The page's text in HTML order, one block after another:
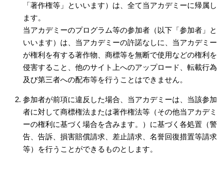
「著作権等」といいます）は、全て当アカデミーに帰属し
ます。
当アカデミーのプログラム等の参加者（以下「参加者」と
いいます）は、当アカデミーの許諾なしに、当アカデミー
が権利を有する著作物、商標等を無断で使用などの権利を
侵害すること、他のサイト上へのアップロード、転載行為
及び第三者への配布等を行うことはできません。
参加者が前項に違反した場合、当アカデミーは、当該参加
者に対して商標権法または著作権法等（その他当アカデミ
ーの権利に基づく場合を含みます。）に基づく各処置（警
告、告訴、損害賠償請求、差止請求、名誉回復措置等請求
等）を行うことができるものとします。